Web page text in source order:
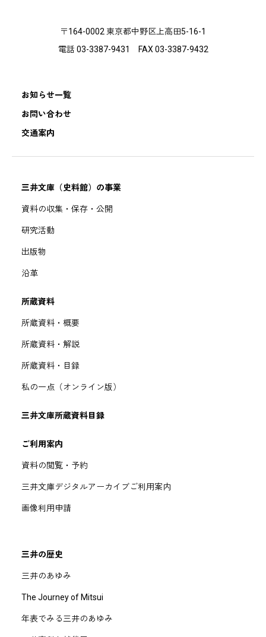
〒164-0002 東京都中野区上高田5-16-1
電話 03-3387-9431 FAX 03-3387-9432
お知らせ一覧
お問い合わせ
交通案内
三井文庫（史料館）の事業
資料の収集・保存・公開
研究活動
出版物
沿革
所蔵資料
所蔵資料・概要
所蔵資料・解説
所蔵資料・目録
私の一点（オンライン版）
三井文庫所蔵資料目録
ご利用案内
資料の閲覧・予約
三井文庫デジタルアーカイブご利用案内
画像利用申請
三井の歴史
三井のあゆみ
The Journey of Mitsui
年表でみる三井のあゆみ